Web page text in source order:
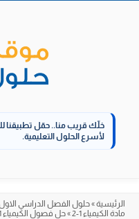
خلّك قريب منا.. حمّل تطبيقنا
لأسرع الحلول التعليمية.
الرئيسية»حلول الفصل الدراسي
مادة الكيمياء 1-2
»حل فصول الكيمياء 1-2